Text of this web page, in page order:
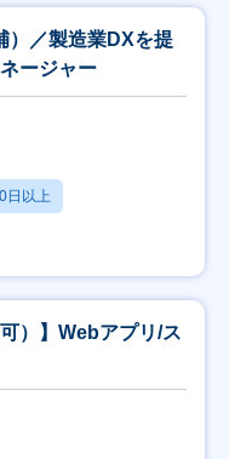
）／製造業DXを提
ージャー
日以上
）】Webアプリ/ス